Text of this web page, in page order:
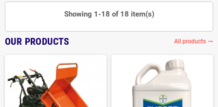
Showing 1-18 of 18 item(s)
OUR PRODUCTS All products trending_flat